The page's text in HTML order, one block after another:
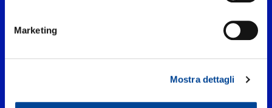
Marketing
Mostra dettagli